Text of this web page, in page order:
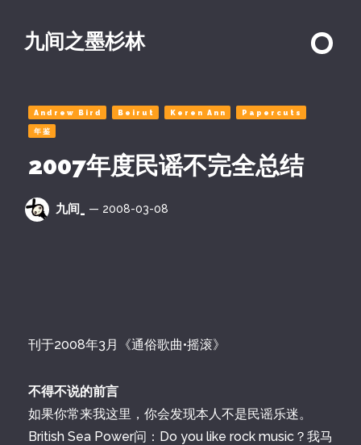
九间之墨杉林
Andrew Bird Beirut Keren Ann Papercuts
年鉴
2007年度民谣不完全总结
九间_ — 2008-03-08
刊于2008年3月《通俗歌曲•摇滚》
不得不说的前言
如果你常来我这里，你会发现本人不是民谣乐迷。
British Sea Power问：Do you like rock music？我马